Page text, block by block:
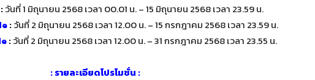
:วันที่ 1 มิถุนายน 2568 เวลา 00.01 น. – 15 มิถุนายน 2568 เวลา 23.59 น.
:วันที่ 2 มิถุนายน 2568 เวลา 12.00 น. – 15 กรกฎาคม 2568 เวลา 23.59 น.
:วันที่ 2 มิถุนายน 2568 เวลา 12.00 น. – 31 กรกฎาคม 2568 เวลา 23.55 น.
: รายละเอียดโปรโมชั่น :